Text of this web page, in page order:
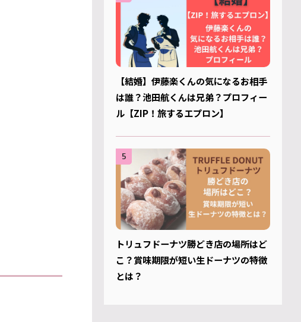
【結婚】伊藤楽くんの気になるお相手
は誰？池田航くんは兄弟？プロフィー
ル【ZIP！旅するエプロン】
5
トリュフドーナツ勝どき店の場所はど
こ？賞味期限が短い生ドーナツの特徴
とは？